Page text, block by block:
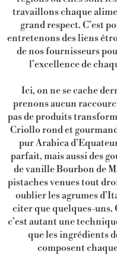
travaillons chaque
grand respect. C’est
entretenons des liens
de nos fournisseurs
l’excellence de
Ici, on ne se cache
prenons aucun
pas de produits
Criollo rond et
pur Arabica
parfait, mais aussi des
de vanille Bourbon de
pistaches venues tout
oublier les agrumes
citer que quelques-uns.
c’est autant une
que les ingrédients
composent